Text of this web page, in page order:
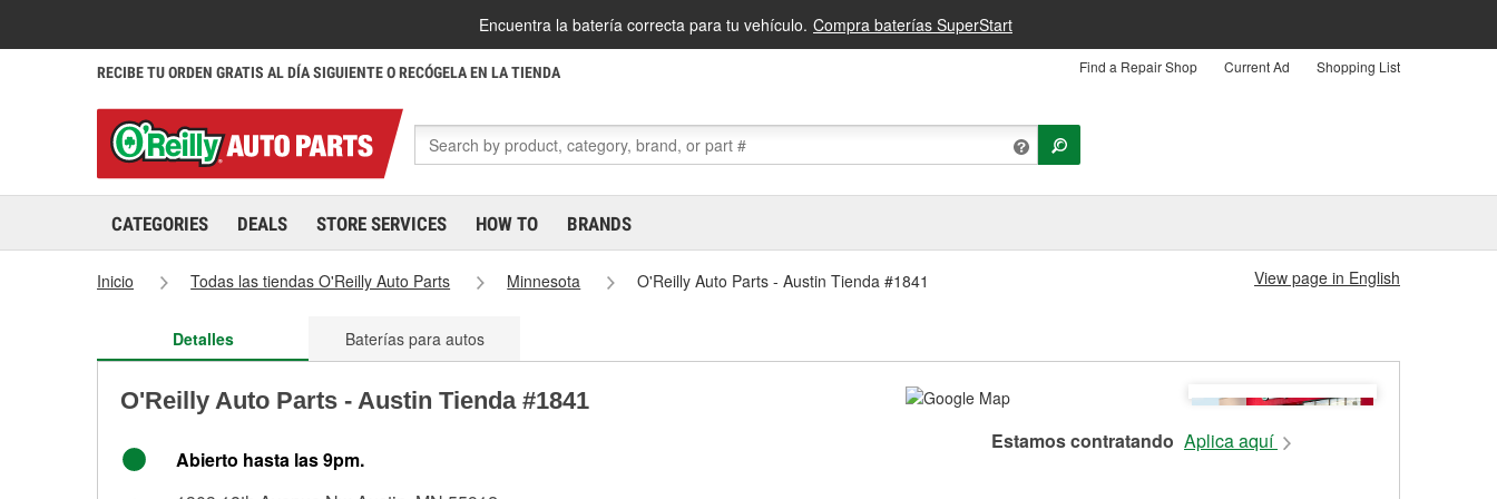
Encuentra la batería correcta para tu vehículo. Compra baterías SuperStart
RECIBE TU ORDEN GRATIS AL DÍA SIGUIENTE O RECÓGELA EN LA TIENDA Find a Repair Shop Current Ad Shopping List
CATEGORIES DEALS STORE SERVICES HOW TO BRANDS
Inicio Todas las tiendas O'Reilly Auto Parts Minnesota O'Reilly Auto Parts - Austin Tienda #1841 View page in English
Detalles Baterías para autos
O'Reilly Auto Parts - Austin Tienda #1841
Abierto hasta las 9pm.
Estamos contratando Aplica aquí